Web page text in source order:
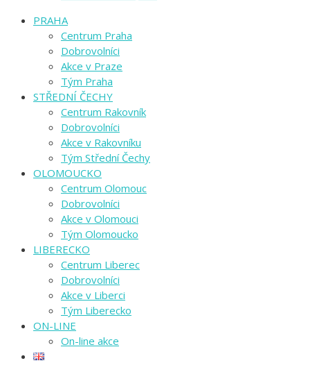
PRAHA
Centrum Praha
Dobrovolníci
Akce v Praze
Tým Praha
STŘEDNÍ ČECHY
Centrum Rakovník
Dobrovolníci
Akce v Rakovníku
Tým Střední Čechy
OLOMOUCKO
Centrum Olomouc
Dobrovolníci
Akce v Olomouci
Tým Olomoucko
LIBERECKO
Centrum Liberec
Dobrovolníci
Akce v Liberci
Tým Liberecko
ON-LINE
On-line akce